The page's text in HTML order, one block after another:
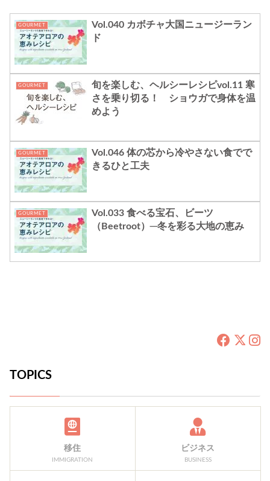
GOURMET
Vol.040 カボチャ大国ニュージーラン
ド
GOURMET
旬を楽しむ、ヘルシーレシピvol.11 寒
さを乗り切る！ ショウガで身体を温
めよう
GOURMET
Vol.046 体の芯から冷やさない食でで
きるひと工夫
GOURMET
Vol.033 食べる宝石、ビーツ
（Beetroot）─冬を彩る大地の恵み
TOPICS
移住
IMMIGRATION
ビジネス
BUSINESS